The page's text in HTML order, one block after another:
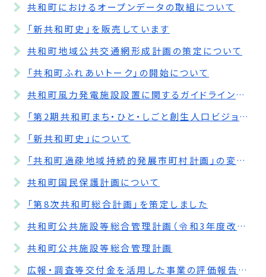
共和町におけるオープンデータの取組について
「新共和町史」を販売しています
共和町地域公共交通網形成計画の策定について
「共和町ふれあいトーク」の開始について
共和町風力発電施設設置に関するガイドラインの制定について
「第2期共和町まち・ひと・しごと創生人口ビジョン・総合戦略」の一部改訂について
「新共和町史」について
「共和町過疎地域持続的発展市町村計画」の変更について
共和町国民保護計画について
「第8次共和町総合計画」を策定しました
共和町公共施設等総合管理計画（令和3年度改訂版）の公表について
共和町公共施設等総合管理計画
広報・調査等交付金を活用した事業の評価報告書の公表について